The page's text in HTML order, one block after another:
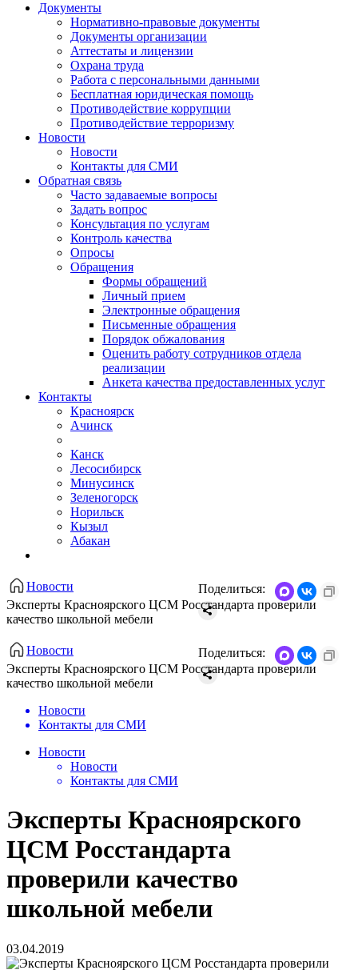
Документы
Нормативно-правовые документы
Документы организации
Аттестаты и лицензии
Охрана труда
Работа с персональными данными
Бесплатная юридическая помощь
Противодействие коррупции
Противодействие терроризму
Новости
Новости
Контакты для СМИ
Обратная связь
Часто задаваемые вопросы
Задать вопрос
Консультация по услугам
Контроль качества
Опросы
Обращения
Формы обращений
Личный прием
Электронные обращения
Письменные обращения
Порядок обжалования
Оценить работу сотрудников отдела
реализации
Анкета качества предоставленных услуг
Контакты
Красноярск
Ачинск
Канск
Лесосибирск
Минусинск
Зеленогорск
Норильск
Кызыл
Абакан
Новости
Эксперты Красноярского ЦСМ Росстандарта проверили
качество школьной мебели
Поделиться:
Новости
Эксперты Красноярского ЦСМ Росстандарта проверили
качество школьной мебели
Поделиться:
Новости
Контакты для СМИ
Новости
Новости
Контакты для СМИ
Эксперты Красноярского
ЦСМ Росстандарта
проверили качество
школьной мебели
03.04.2019